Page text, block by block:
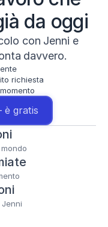
da oggi
con Jenni e
davvero.
richiesta
gratis